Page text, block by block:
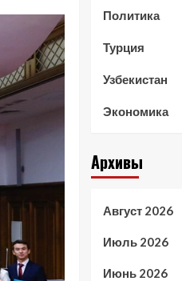
Политика
Турция
Узбекистан
Экономика
Архивы
Август 2026
Июль 2026
Июнь 2026